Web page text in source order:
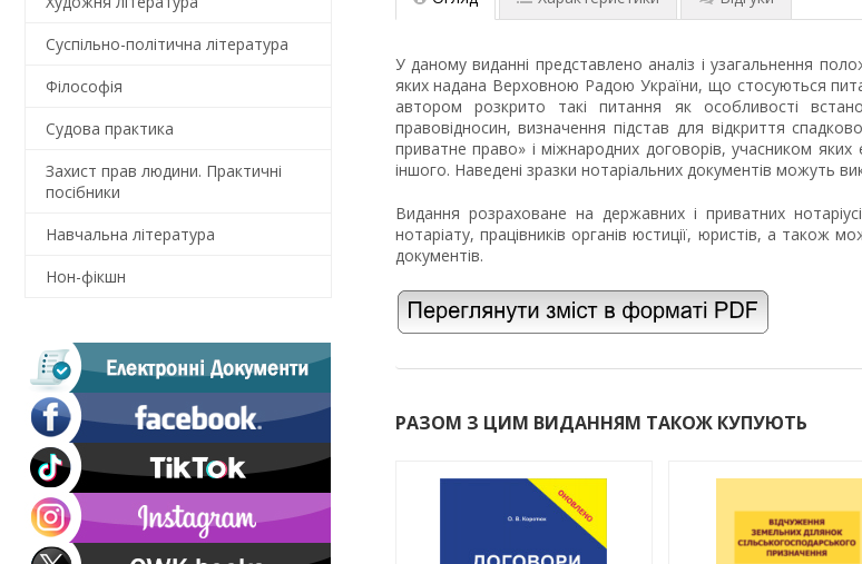
У даному виданні представлено аналіз і узагальнення
яких надана Верховною Радою України, що стосуються
автором розкрито такі питання як особливості
правовідносин, визначення підстав для відкриття
приватне право» і міжнародних договорів, учасником яких
іншого. Наведені зразки нотаріальних документів можуть
Видання розраховане на державних і приватних
нотаріату, працівників органів юстиції, юристів, а також
документів.
РАЗОМ З ЦИМ ВИДАННЯМ ТАКОЖ КУПУЮТЬ
Суспільно-політична література
Філософія
Судова практика
Захист прав людини. Практичні
посібники
Навчальна література
Нон-фікшн